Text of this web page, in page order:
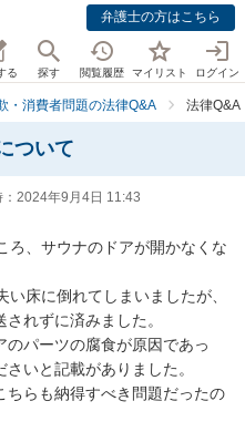
弁護士の方はこちら
る 探す 閲覧履歴 マイリスト ログイン
・消費者問題の法律Q&A 法律Q&A
ついて
2024年9月4日 11:43
ろ、サウナのドアが開かなくな
床に倒れてしまいましたが、
れずに済みました。
パーツの腐食が原因であっ
いと記載がありました。
らも納得すべき問題だったの